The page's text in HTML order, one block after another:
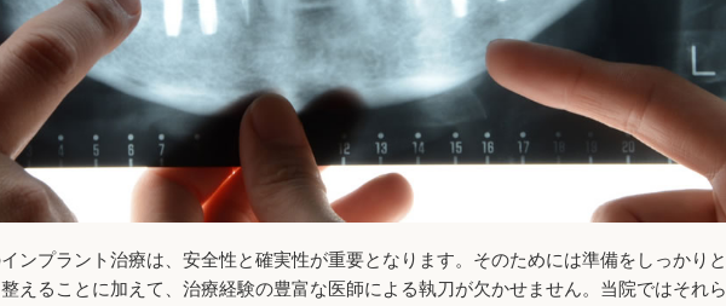
ンプラント治療は、安全性と確実性が重要となります。そのためには準備をしっかりと
えることに加えて、治療経験の豊富な医師による執刀が欠かせません。当院ではそれら